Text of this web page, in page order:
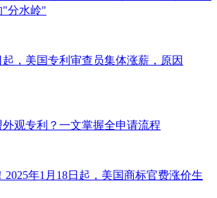
"分水岭"
起，美国专利审查员集体涨薪，原因
观专利？一文掌握全申请流程
2025年1月18日起，美国商标官费涨价生